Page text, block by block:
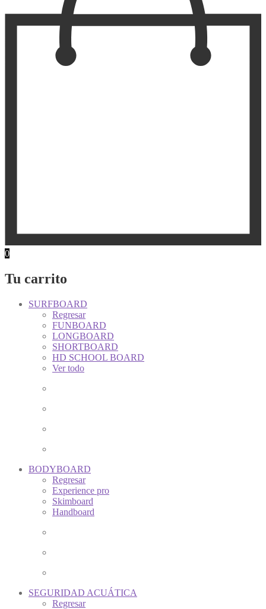
0
Tu carrito
SURFBOARD
Regresar
FUNBOARD
LONGBOARD
SHORTBOARD
HD SCHOOL BOARD
Ver todo
BODYBOARD
Regresar
Experience pro
Skimboard
Handboard
SEGURIDAD ACUÁTICA
Regresar